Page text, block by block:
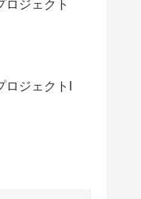
ロジェクト
ジェクトI